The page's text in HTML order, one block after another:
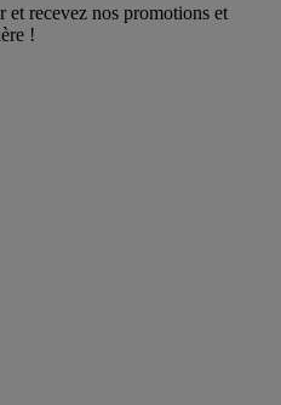
et recevez nos promotions et
!